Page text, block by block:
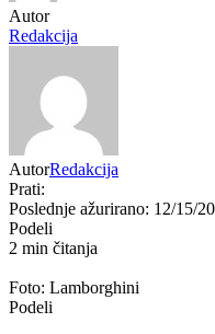
Autor
Redakcija
AutorRedakcija
Prati:
Poslednje ažurirano: 12/15/
Podeli
2 min čitanja
Foto: Lamborghini
Podeli